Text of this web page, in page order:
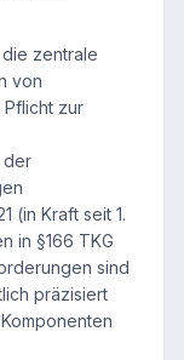
die zentrale
von
Pflicht zur
der
(in Kraft seit 1.
in §166 TKG
sind
präzisiert